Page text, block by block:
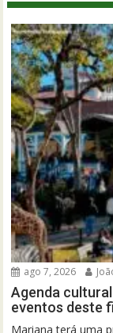
ago 7, 2026
Agenda
eventos deste
Mariana terá uma